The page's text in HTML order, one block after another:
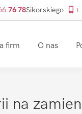
76 78Sikorskiego +
firm O nas
na